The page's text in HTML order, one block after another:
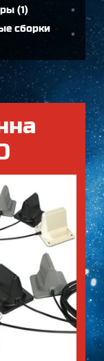
(1)
сборки